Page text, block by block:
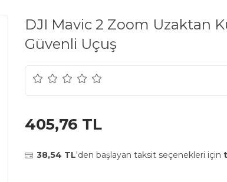
DJI Mavic 2 Zoom Uzaktan
Güvenli Uçuş
405,76 TL
38,54 TL'den başlayan taksit seçenekleri için